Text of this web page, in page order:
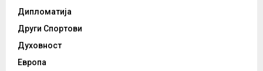
Дипломатија
Други Спортови
Духовност
Европа